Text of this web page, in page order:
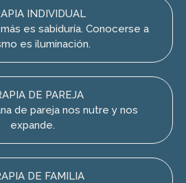
INDIVIDUAL
es sabiduría. Conocerse a
es iluminación.
DE PAREJA
de pareja nos nutre y nos
expande.
DE FAMILIA